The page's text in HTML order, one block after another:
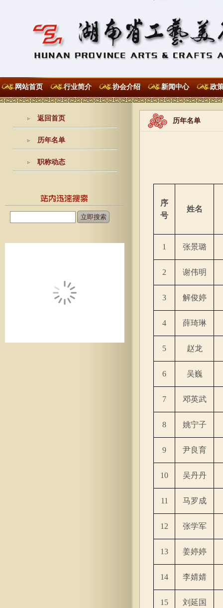
网站首页 行业简介 协会介绍 新闻中心 政
返回首页
历年名单
职称动态
历年名单
序
号
姓名
1 张景璐
2 谢伟明
3 解俊婷
4 薛琦琳
5 赵龙
6 吴巍
7 邓英武
8 姚宁子
9 尹良育
10 吴丹丹
11 马罗成
12 张学军
13 姜婷婷
14 李婧婧
15 刘延国